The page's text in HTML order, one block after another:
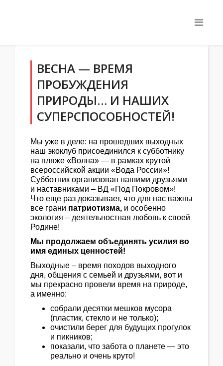
ВЕСНА — ВРЕМЯ
ПРОБУЖДЕНИЯ
ПРИРОДЫ… И НАШИХ
СУПЕРСПОСОБНОСТЕЙ!
Мы уже в деле: на прошедших выходных
наш экоклуб присоединился к субботнику
на пляже «Волна» — в рамках крутой
всероссийской акции «Вода России»!
Субботник организован нашими друзьями
и наставниками – ВД «Под Покровом»!
Что еще раз доказывает, что для нас важны
все грани патриотизма, и особенно
экология – деятельностная любовь к своей
Родине!
Мы продолжаем объединять усилия во
имя единых ценностей!
Выходные – время походов выходного
дня, общения с семьей и друзьями, вот и
мы прекрасно провели время на природе,
а именно:
собрали десятки мешков мусора
(пластик, стекло и не только);
очистили берег для будущих прогулок
и пикников;
показали, что забота о планете — это
реально и очень круто!